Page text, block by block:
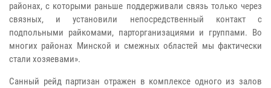
районах, с которыми раньше поддерживали связь только через
связных, и установили непосредственный контакт с
подпольными райкомами, парторганизациями и группами. Во
многих районах Минской и смежных областей мы фактически
стали хозяевами».
Санный рейд партизан отражен в комплексе одного из залов